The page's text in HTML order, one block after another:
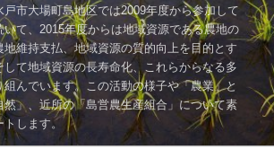
市大場町島地区では2009年度から参加して
て、2015年度からは地域資源である農地の
維持支払、地域資源の質的向上を目的とす
て地域資源の長寿命化、これらからなる多
んでいます。この活動の様子や「農業」と
然」、近所の「島営農生産組合」について素
します。